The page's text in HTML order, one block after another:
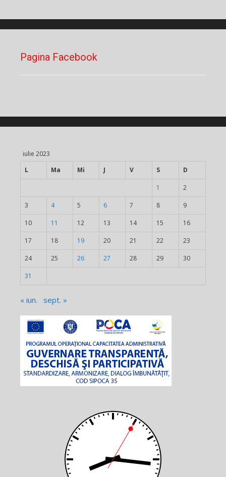
Pagina Facebook
iulie 2023
L
Ma Mi J V S D
1 2
3 4 5 6 7 8 9
10 11 12 13 14 15 16
17 18 19 20 21 22 23
24 25 26 27 28 29 30
31
« iun. sept. »